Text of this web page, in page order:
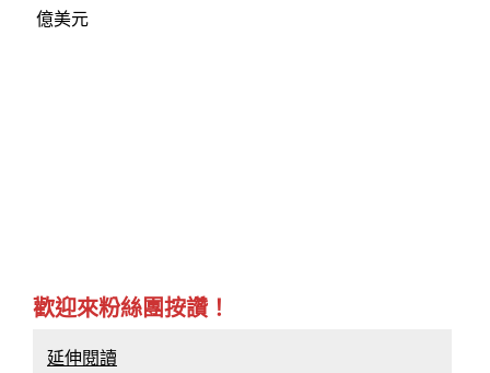
億美元
歡迎來粉絲團按讚！
延伸閱讀